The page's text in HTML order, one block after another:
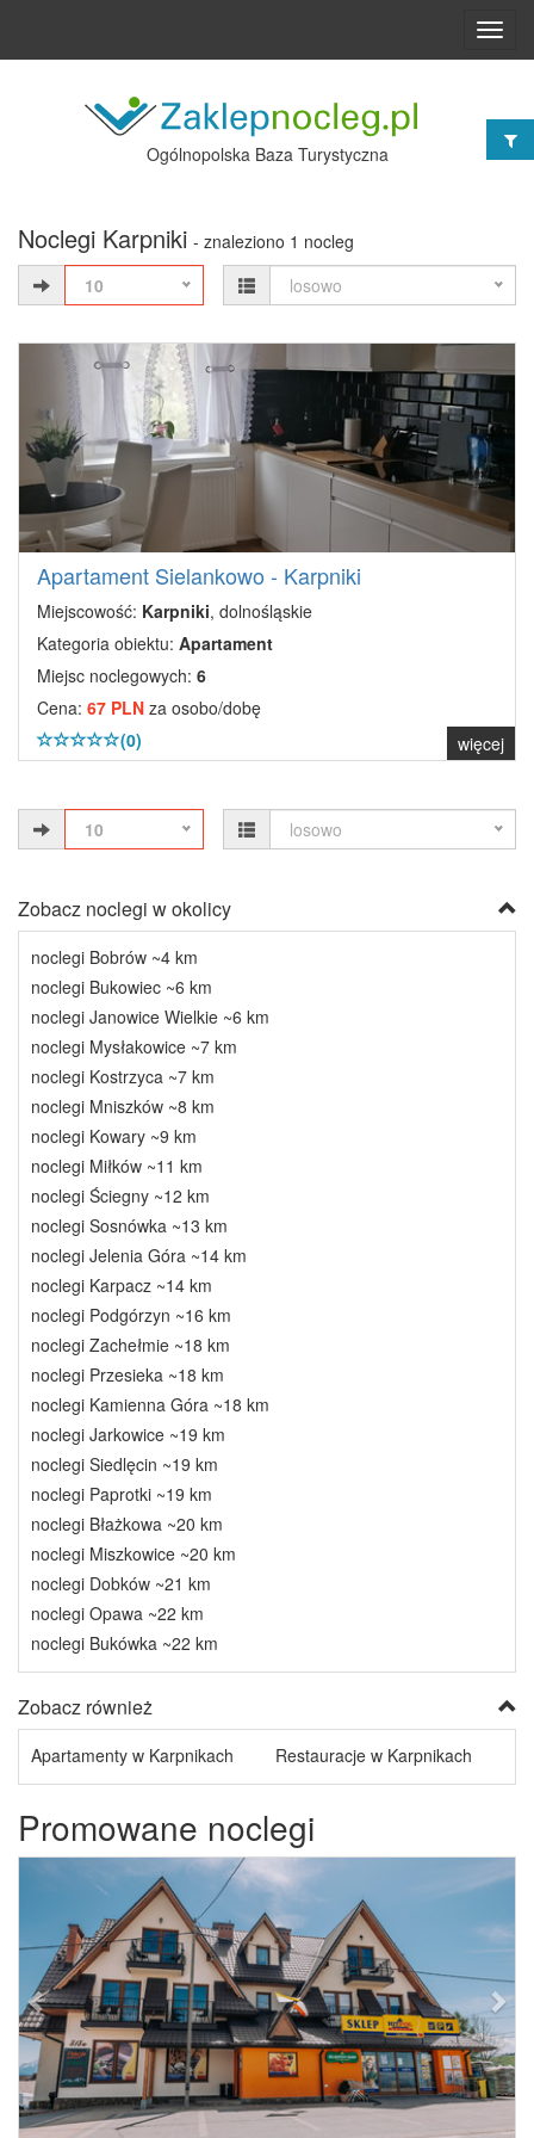
Ogólnopolska Baza Turystyczna
Noclegi Karpniki - znaleziono 1 nocleg
10
losowo
Apartament Sielankowo - Karpniki
Miejscowość: Karpniki, dolnośląskie
Kategoria obiektu: Apartament
Miejsc noclegowych: 6
Cena: 67 PLN za osobo/dobę
(0)
więcej
10 losowo
Zobacz noclegi w okolicy
noclegi Bobrów ~4 km
noclegi Bukowiec ~6 km
noclegi Janowice Wielkie ~6 km
noclegi Mysłakowice ~7 km
noclegi Kostrzyca ~7 km
noclegi Mniszków ~8 km
noclegi Kowary ~9 km
noclegi Miłków ~11 km
noclegi Ściegny ~12 km
noclegi Sosnówka ~13 km
noclegi Jelenia Góra ~14 km
noclegi Karpacz ~14 km
noclegi Podgórzyn ~16 km
noclegi Zachełmie ~18 km
noclegi Przesieka ~18 km
noclegi Kamienna Góra ~18 km
noclegi Jarkowice ~19 km
noclegi Siedlęcin ~19 km
noclegi Paprotki ~19 km
noclegi Błażkowa ~20 km
noclegi Miszkowice ~20 km
noclegi Dobków ~21 km
noclegi Opawa ~22 km
noclegi Bukówka ~22 km
Zobacz również
Apartamenty w Karpnikach Restauracje w Karpnikach
Promowane noclegi
Previous Next